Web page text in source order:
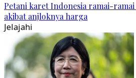
Petani karet Indonesia ramai-
akibat anjloknya harga
Jelajahi